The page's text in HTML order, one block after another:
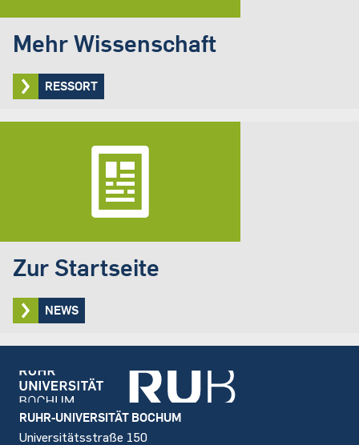
Mehr Wissenschaft
RESSORT
Zur Startseite
NEWS
Footer
RUHR-UNIVERSITÄT BOCHUM
Universitätsstraße 150